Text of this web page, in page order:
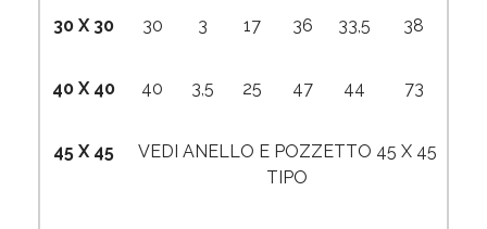
30 X 30 30 3 17 36 33,5 38
40 X 40 40 3,5 25 47 44 73
45 X 45
VEDI ANELLO E POZZETTO 45 X 45
TIPO